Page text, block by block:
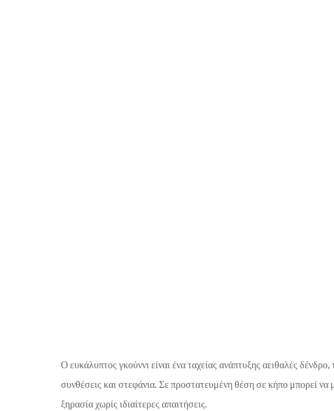
Ο ευκάλυπτος γκούννι είναι ένα ταχείας ανάπτυξης αειθαλές
συνθέσεις και στεφάνια. Σε προστατευμένη θέση σε κήπο μπορεί
ξηρασία χωρίς ιδιαίτερες απαιτήσεις.